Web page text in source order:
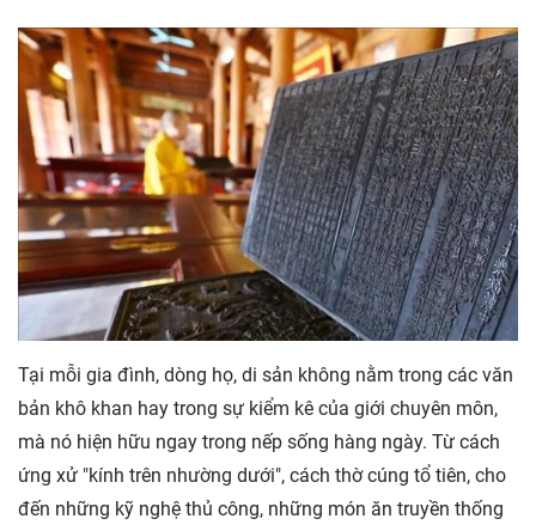
Tại mỗi gia đình, dòng họ, di sản không nằm trong các văn
bản khô khan hay trong sự kiểm kê của giới chuyên môn,
mà nó hiện hữu ngay trong nếp sống hàng ngày. Từ cách
ứng xử "kính trên nhường dưới", cách thờ cúng tổ tiên, cho
đến những kỹ nghệ thủ công, những món ăn truyền thống